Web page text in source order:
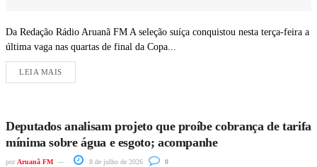
Da Redação Rádio Aruanã FM A seleção suíça conquistou nesta terça-feira a
última vaga nas quartas de final da Copa...
LEIA MAIS
Deputados analisam projeto que proíbe cobrança de tarifa
mínima sobre água e esgoto; acompanhe
por Aruanã FM 8 de julho de 2026 0